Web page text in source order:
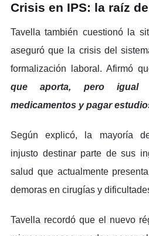
Crisis en IPS: la raíz
Tavella también cuestionó la
aseguró que la crisis del
formalización laboral. Afirmó
que aporta, pero igual
medicamentos y pagar
Según explicó, la mayoría
injusto destinar parte de sus
salud que actualmente
demoras en cirugías y
Tavella recordó que el nuevo